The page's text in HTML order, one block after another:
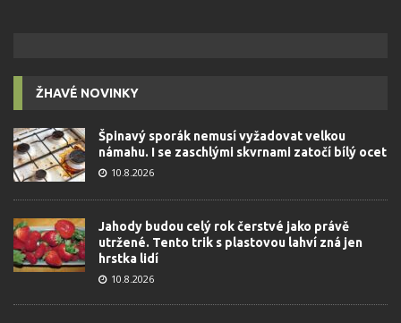
ŽHAVÉ NOVINKY
Špinavý sporák nemusí vyžadovat velkou
námahu. I se zaschlými skvrnami zatočí bílý ocet
10.8.2026
Jahody budou celý rok čerstvé jako právě
utržené. Tento trik s plastovou lahví zná jen
hrstka lidí
10.8.2026